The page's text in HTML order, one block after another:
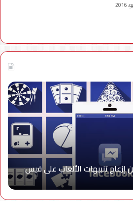
إزعاج تنبيهات الألعاب على فيس